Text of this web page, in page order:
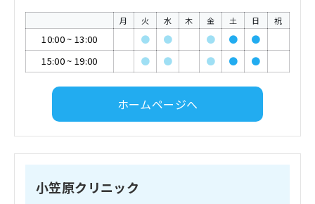
月 火 水 木 金 土 日 祝
10:00~ 13:00 ● ● ● ●
●
15:00~ 19:00 ● ● ● ● ●
ホームページへ
小笠原クリニック